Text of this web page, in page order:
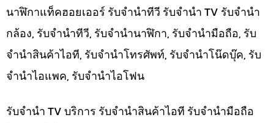
นาฬิกาแท็คฮอยเออร์ รับจำนำทีวี รับจำนำ TV รับจำนำ
กล้อง, รับจำนำทีวี, รับจำนำนาฬิกา, รับจำนำมือถือ, รับ
จำนำสินค้าไอที, รับจำนำโทรศัพท์, รับจำนำโน๊ดบุ๊ค, รับ
จำนำไอแพค, รับจำนำไอโฟน
รับจำนำ TV บริการ รับจำนำสินค้าไอที รับจำนำมือถือ